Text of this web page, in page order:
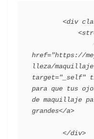
href="https://
lleza/
target="_self"
para que tus
de maquillaje
grandes</a>